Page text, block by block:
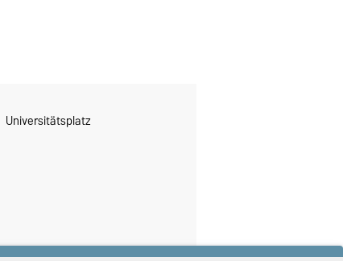
Universitätsplatz